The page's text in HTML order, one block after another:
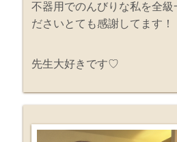
不器用でのんびりな私を全級
ださいとても感謝してます！
先生大好きです♡